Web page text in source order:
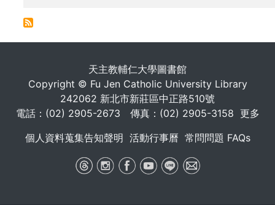
天主教輔仁大學圖書館
Copyright © Fu Jen Catholic University Library
242062 新北市新莊區中正路510號
電話：(02) 2905-2673 傳真：(02) 2905-3158 更多
個人資料蒐集告知聲明 活動行事曆 常問問題 FAQs